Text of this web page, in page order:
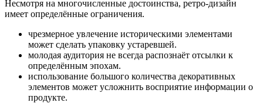
Несмотря на многочисленные достоинства, ретро-дизайн
имеет определённые ограничения.
чрезмерное увлечение историческими элементами
может сделать упаковку устаревшей.
молодая аудитория не всегда распознаёт отсылки к
определённым эпохам.
использование большого количества декоративных
элементов может усложнить восприятие информации о
продукте.